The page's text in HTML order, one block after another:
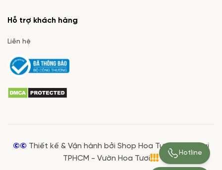
Hỗ trợ khách hàng
Liên hệ
©© Thiết kế & Vận hành bởi Shop Hoa Tươi Giá Rẻ tại
TPHCM - Vườn Hoa Tươi
Hotline